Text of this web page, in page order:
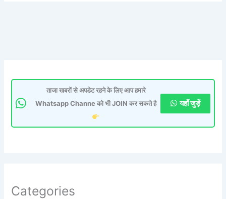
ताजा खबरों से अपडेट रहने के लिए आप हमारे
Whatsapp Channe को भी JOIN कर सकते है
यहाँ जुड़ें
Categories